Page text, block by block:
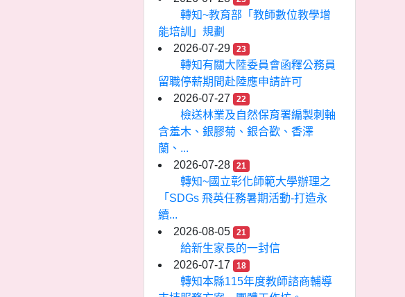
轉知~教育部「教師數位教學增
能培訓」規劃
2026-07-29
23
轉知有關大陸委員會函釋公務員
留職停薪期間赴陸應申請許可
2026-07-27
22
檢送林業及自然保育署編製刺軸
含羞木、銀膠菊、銀合歡、香澤
蘭、...
2026-07-28
21
轉知~國立彰化師範大學辦理之
「SDGs 飛英任務暑期活動-打造永
續...
2026-08-05
21
給新生家長的一封信
2026-07-17
18
轉知本縣115年度教師諮商輔導